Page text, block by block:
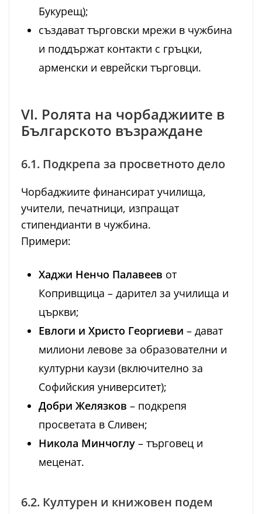
Букурещ);
създават търговски мрежи в чужбина
и поддържат контакти с гръцки,
арменски и еврейски търговци.
VI. Ролята на чорбаджиите в
Българското възраждане
6.1. Подкрепа за просветното дело
Чорбаджиите финансират училища,
учители, печатници, изпращат
стипендианти в чужбина.
Примери:
Хаджи Ненчо Палавеев от
Копривщица – дарител за училища и
църкви;
Евлоги и Христо Георгиеви – дават
милиони левове за образователни и
културни каузи (включително за
Софийския университет);
Добри Желязков – подкрепя
просветата в Сливен;
Никола Минчоглу – търговец и
меценат.
6.2. Културен и книжовен подем